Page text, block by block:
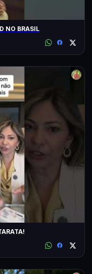
NO BRASIL